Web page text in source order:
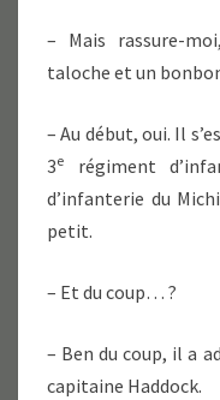
– Mais rassure-
taloche et un
– Au début, oui. Il
3e régiment
d’infanterie du
petit.
– Et du coup… ?
– Ben du coup, il a
capitaine Haddock.